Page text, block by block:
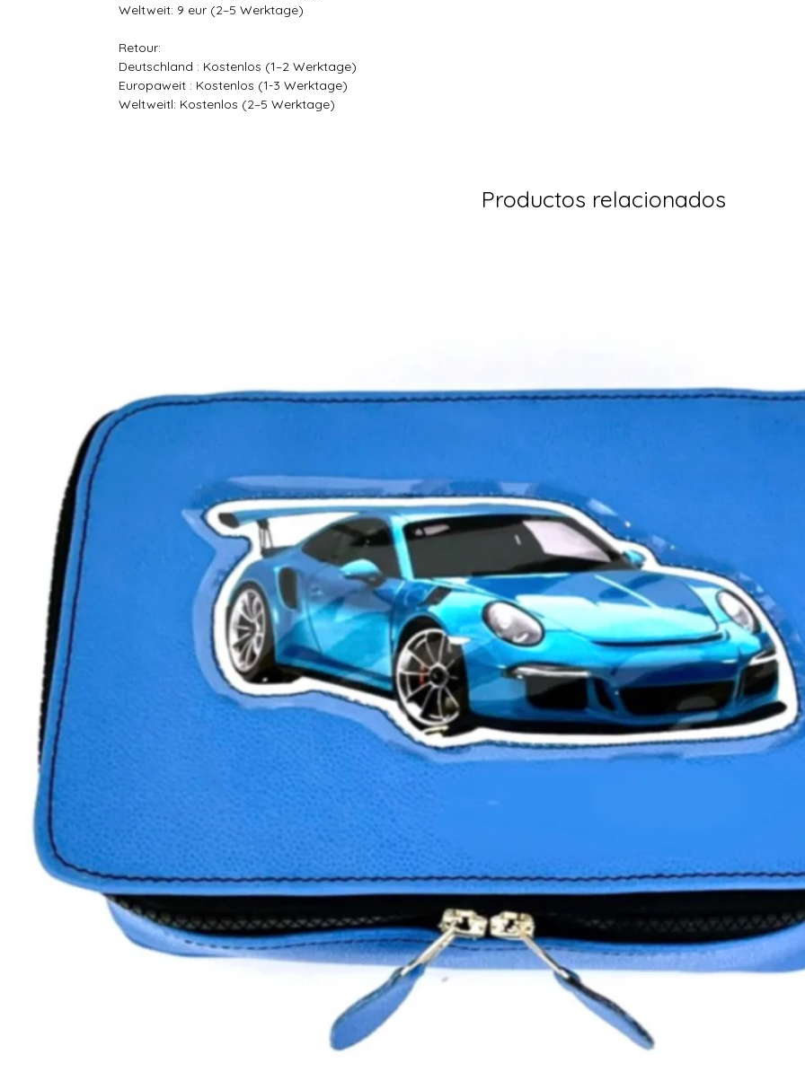
Weltweit: 9 eur (2–5 Werktage)
Retour:
Deutschland : Kostenlos (1–2 Werktage)
Europaweit : Kostenlos (1-3 Werktage)
Weltweitl: Kostenlos (2–5 Werktage)
Productos relacionados